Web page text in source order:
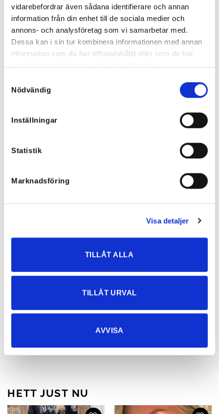
vidarebefordrar även sådana identifierare och annan
information från din enhet till de sociala medier och
annons- och analysföretag som vi samarbetar med.
Dessa kan i sin tur kombinera informationen med annan
information som du har tillhandahållit eller som de har
samlat in när du har använt deras tjänster.
Nödvändig
Inställningar
Statistik
Marknadsföring
Visa detaljer
TILLÅT ALLA
TILLÅT URVAL
AVVISA
599kr
NYHETER
HETT JUST NU